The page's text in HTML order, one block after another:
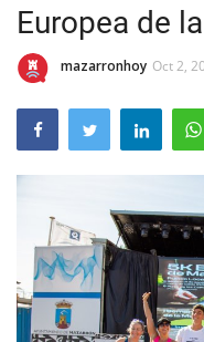
Contacto
Noticias
Entrevistas
Reportajes
Empresas
Europea de
mazarronhoy Oct 2,